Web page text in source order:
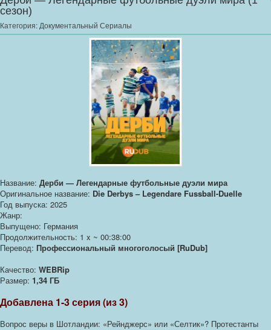
сезон)
Категория: Документальный Сериалы
Название: Дерби — Легендарные футбольные дуэли мира
Оригинальное название: Die Derbys – Legendare Fussball-Duelle
Год выпуска: 2025
Жанр:
Выпущено: Германия
Продолжительность: 1 x ~ 00:38:00
Перевод: Профессиональный многоголосый [RuDub]
Качество: WEBRip
Размер: 1,34 ГБ
Добавлена 1-3 серия (из 3)
Вопрос веры в Шотландии: «Рейнджерс» или «Селтик»? Протестанты